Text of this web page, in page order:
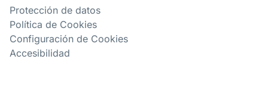
Protección de datos
Política de Cookies
Configuración de Cookies
Accesibilidad